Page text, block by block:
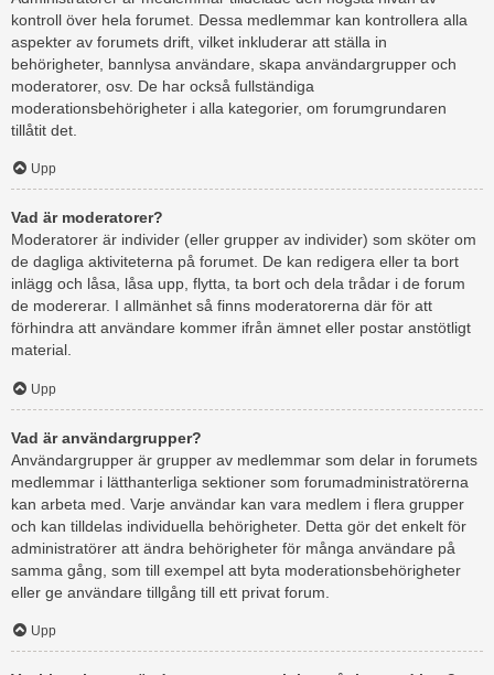
kontroll över hela forumet. Dessa medlemmar kan kontrollera alla
aspekter av forumets drift, vilket inkluderar att ställa in
behörigheter, bannlysa användare, skapa användargrupper och
moderatorer, osv. De har också fullständiga
moderationsbehörigheter i alla kategorier, om forumgrundaren
tillåtit det.
Upp
Vad är moderatorer?
Moderatorer är individer (eller grupper av individer) som sköter om
de dagliga aktiviteterna på forumet. De kan redigera eller ta bort
inlägg och låsa, låsa upp, flytta, ta bort och dela trådar i de forum
de modererar. I allmänhet så finns moderatorerna där för att
förhindra att användare kommer ifrån ämnet eller postar anstötligt
material.
Upp
Vad är användargrupper?
Användargrupper är grupper av medlemmar som delar in forumets
medlemmar i lätthanterliga sektioner som forumadministratörerna
kan arbeta med. Varje användar kan vara medlem i flera grupper
och kan tilldelas individuella behörigheter. Detta gör det enkelt för
administratörer att ändra behörigheter för många användare på
samma gång, som till exempel att byta moderationsbehörigheter
eller ge användare tillgång till ett privat forum.
Upp